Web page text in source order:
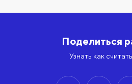
Поделиться
Узнать как